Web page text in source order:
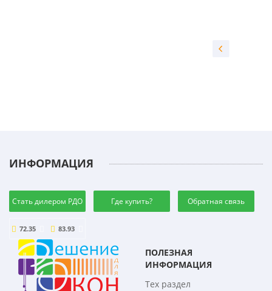
ИНФОРМАЦИЯ
Стать дилером РДО Где купить? Обратная связь
72.35 83.93
ПОЛЕЗНАЯ
ИНФОРМАЦИЯ
Тех раздел